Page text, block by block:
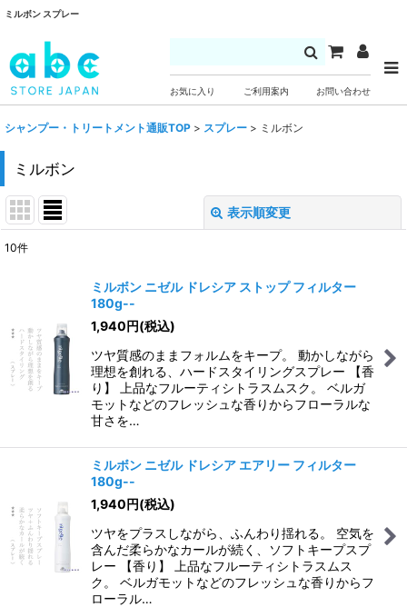
ミルボン スプレー
お気に入り ご利用案内 お問い合わせ
シャンプー・トリートメント通販TOP > スプレー > ミルボン
ミルボン
表示順変更
絞り込む
10件
ミルボン ニゼル ドレシア ストップ フィルター
180g--
1,940円(税込)
ツヤ質感のままフォルムをキープ。 動かしながら
理想を創れる、ハードスタイリングスプレー 【香
り】 上品なフルーティシトラスムスク。 ベルガ
モットなどのフレッシュな香りからフローラルな
甘さを…
ミルボン ニゼル ドレシア エアリー フィルター
180g--
1,940円(税込)
ツヤをプラスしながら、ふんわり揺れる。 空気を
含んだ柔らかなカールが続く、ソフトキープスプ
レー 【香り】 上品なフルーティシトラスムス
ク。 ベルガモットなどのフレッシュな香りからフ
ローラル…